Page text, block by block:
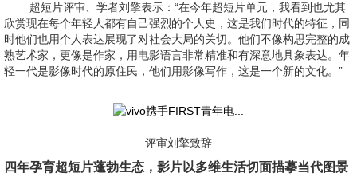
超短片评审、学者刘擎表示：“在今年超短片单元，我看到也尤其
欣赏现在每个年轻人都有自己强烈的个人史，这是我们时代的特征，同
时他们也用个人表达展现了对社会大局的关切。他们不像构思完整的成
熟艺术家，更像是作家，用电影语言非常精准和有深意地具象表达。年
轻一代是影像时代的原住民，他们用影像写作，这是一个新的文化。”
评审刘擎致辞
四年孕育超短片蓬勃生态，影片以多维生活切面描摹当代图景